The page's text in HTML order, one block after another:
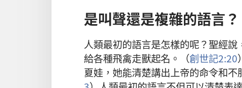
是叫聲還是複雜的語言？
人類最初的語言是怎樣的呢？聖經
給各種飛禽走獸起名。（創世記2:20
夏娃，她能清楚講出上帝的命令和